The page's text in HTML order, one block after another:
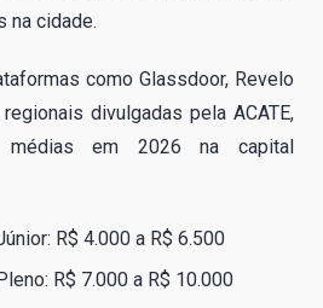
na cidade.
como Glassdoor, Revelo
divulgadas pela ACATE,
em 2026 na capital
R$ 4.000 a R$ 6.500
R$ 7.000 a R$ 10.000